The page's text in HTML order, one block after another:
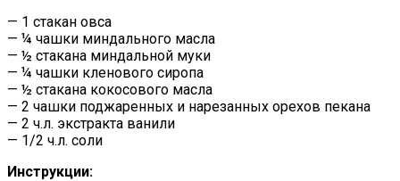
— 1 стакан овса
— ¼ чашки миндального масла
— ½ стакана миндальной муки
— ¼ чашки кленового сиропа
— ½ стакана кокосового масла
— 2 чашки поджаренных и нарезанных орехов пекана
— 2 ч.л. экстракта ванили
— 1/2 ч.л. соли
Инструкции: